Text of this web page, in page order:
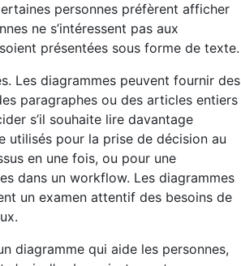
personnes préfèrent afficher
ne s’intéressent pas aux
présentées sous forme de texte.
Les diagrammes peuvent fournir des
paragraphes ou des articles entiers
s’il souhaite lire davantage
utilisés pour la prise de décision au
en une fois, ou pour une
dans un workflow. Les diagrammes
un examen attentif des besoins de
diagramme qui aide les personnes,